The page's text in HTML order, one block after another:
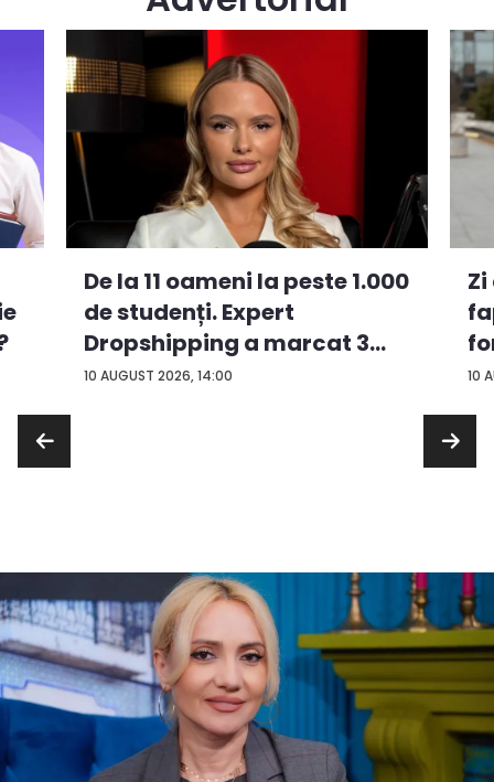
10 AUGUST 2026, 14:00
De la 11 oameni la peste 1.000
de studenți. Expert
Dropshipping a marcat 3
an...
10